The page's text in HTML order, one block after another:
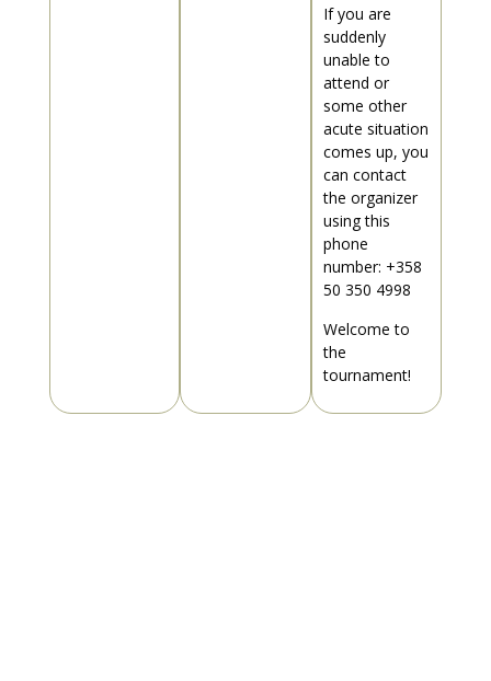
If you are
suddenly
unable to
attend or
some other
acute situation
comes up, you
can contact
the organizer
using this
phone
number: +358
50 350 4998
Welcome to
the
tournament!